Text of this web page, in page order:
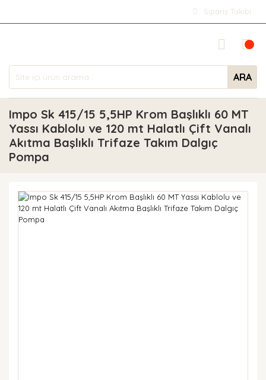
Sipariş Takibi
ARA
Impo Sk 415/15 5,5HP Krom Başlıklı 60 MT
Yassı Kablolu ve 120 mt Halatlı Çift Vanalı
Akıtma Başlıklı Trifaze Takım Dalgıç
Pompa